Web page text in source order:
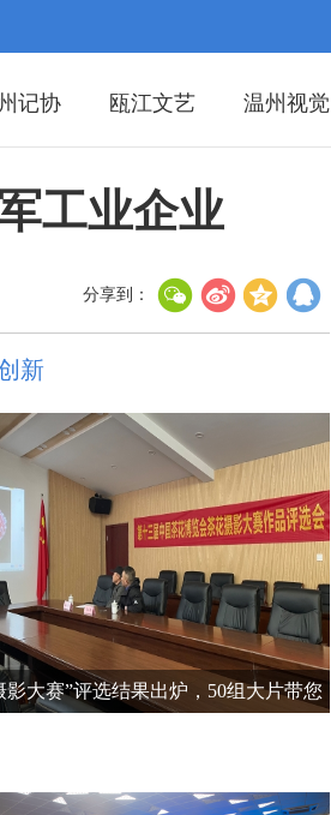
温州视觉
瓯江文艺
记协
工业企业
分享到：
新
影大赛”评选结果出炉，50组大片带您